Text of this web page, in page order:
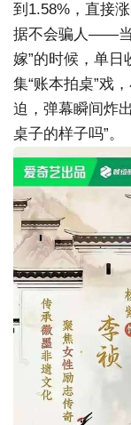
到1.58%，直接
据不会骗人——当
嫁”的时候，单日
集“账本拍桌”戏
迫，弹幕瞬间炸
桌子的样子吗”。